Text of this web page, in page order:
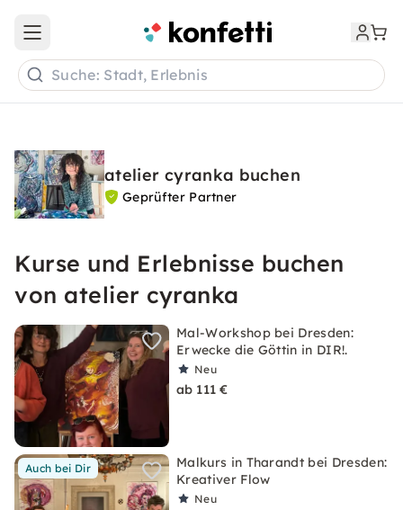
Open main menu
Suche: Stadt, Erlebnis
atelier cyranka buchen
Geprüfter Partner
Kurse und Erlebnisse buchen
von atelier cyranka
Mal-Workshop bei Dresden:
Erwecke die Göttin in DIR!.
Neu
ab 111 €
Auch bei Dir
Malkurs in Tharandt bei Dresden:
Kreativer Flow
Neu